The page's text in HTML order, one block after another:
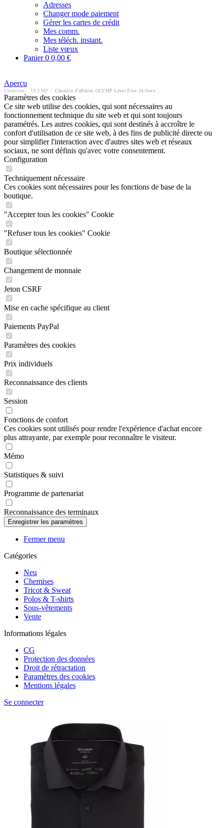
Adresses
Changer mode paiement
Gérer les cartes de crédit
Mes comm.
Mes téléch. instant.
Liste vœux
Panier0 0,00 €
Aperçu
Chemises OLYMP
Paramètres des cookies
Ce site web utilise des cookies, qui sont nécessaires au
fonctionnement technique du site web et qui sont toujours
paramétrés. Les autres cookies, qui sont destinés à accroître le
confort d'utilisation de ce site web, à des fins de publicité directe ou
pour simplifier l'interaction avec d'autres sites web et réseaux
sociaux, ne sont définis qu'avec votre consentement.
Configuration
Techniquement nécessaire
Ces cookies sont nécessaires pour les fonctions de base de la
boutique.
"Accepter tous les cookies" Cookie
"Refuser tous les cookies" Cookie
Boutique sélectionnée
Changement de monnaie
Jeton CSRF
Mise en cache spécifique au client
Paiements PayPal
Paramètres des cookies
Prix individuels
Reconnaissance des clients
Session
Fonctions de confort
Ces cookies sont utilisés pour rendre l'expérience d'achat encore
plus attrayante, par exemple pour reconnaître le visiteur.
Mémo
Statistiques & suivi
Programme de partenariat
Reconnaissance des terminaux
Fermer menu
Catégories
Neu
Chemises
Tricot & Sweat
Polos & T-shirts
Sous-vêtements
Vente
Informations légales
CG
Protection des données
Droit de rétractation
Paramètres des cookies
Mentions légales
Se connecter